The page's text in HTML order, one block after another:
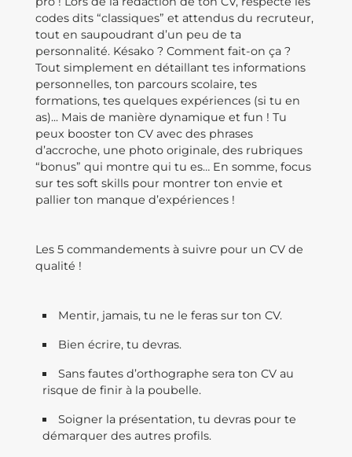
codes dits “classiques” et attendus du recruteur,
tout en saupoudrant d’un peu de ta
personnalité. Késako ? Comment fait-on ça ?
Tout simplement en détaillant tes informations
personnelles, ton parcours scolaire, tes
formations, tes quelques expériences (si tu en
as)... Mais de manière dynamique et fun ! Tu
peux booster ton CV avec des phrases
d’accroche, une photo originale, des rubriques
“bonus” qui montre qui tu es… En somme, focus
sur tes soft skills pour montrer ton envie et
pallier ton manque d’expériences !
Les 5 commandements à suivre pour un CV de
qualité !
Mentir, jamais, tu ne le feras sur ton CV.
Bien écrire, tu devras.
Sans fautes d’orthographe sera ton CV au
risque de finir à la poubelle.
Soigner la présentation, tu devras pour te
démarquer des autres profils.